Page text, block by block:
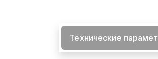
Технические